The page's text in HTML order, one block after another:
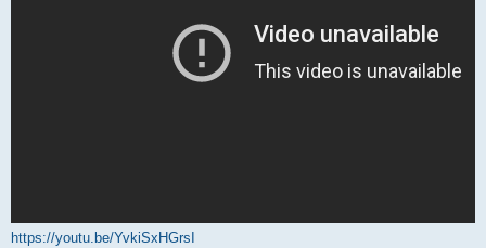
https://youtu.be/YvkiSxHGrsI